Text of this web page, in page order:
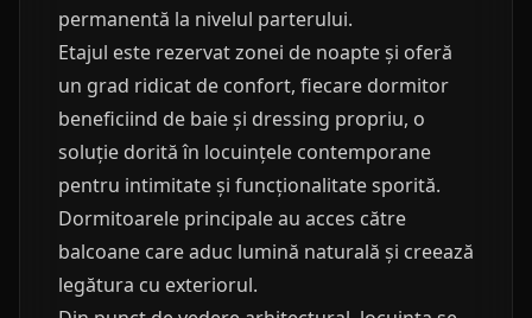
permanentă la nivelul parterului.
Etajul este rezervat zonei de noapte și oferă
un grad ridicat de confort, fiecare dormitor
beneficiind de baie și dressing propriu, o
soluție dorită în locuințele contemporane
pentru intimitate și funcționalitate sporită.
Dormitoarele principale au acces către
balcoane care aduc lumină naturală și creează
legătura cu exteriorul.